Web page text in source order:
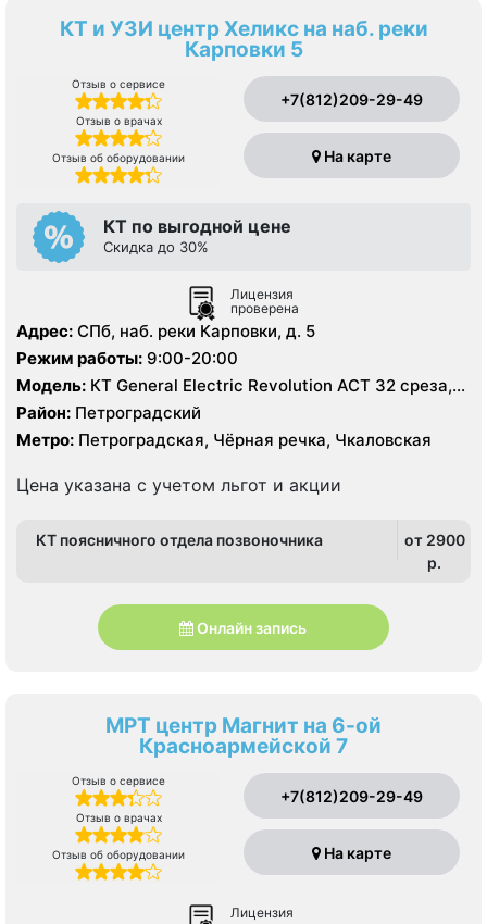
КТ и УЗИ центр Хеликс на наб. реки
Карповки 5
Отзыв о сервисе
Отзыв о врачах
Отзыв об оборудовании
+7(812)209-29-49
На карте
КТ по выгодной цене
Скидка до 30%
Лицензия
проверена
Адрес: СПб, наб. реки Карповки, д. 5
Режим работы: 9:00-20:00
Модель: КТ General Electric Revolution ACT 32 среза,
УЗИ
Район: Петроградский
Метро: Петроградская, Чёрная речка, Чкаловская
Цена указана с учетом льгот и акции
КТ поясничного отдела позвоночника
от 2900
p.
Онлайн запись
МРТ центр Магнит на 6-ой
Красноармейской 7
Отзыв о сервисе
Отзыв о врачах
Отзыв об оборудовании
+7(812)209-29-49
На карте
Лицензия